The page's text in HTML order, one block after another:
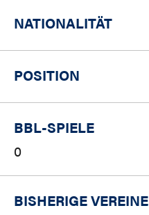
NATIONALITÄT
POSITION
BBL-SPIELE
0
BISHERIGE VEREINE